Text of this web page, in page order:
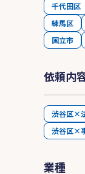
千代田区
練馬区
国立市
依頼内
渋谷区×
渋谷区×
業種